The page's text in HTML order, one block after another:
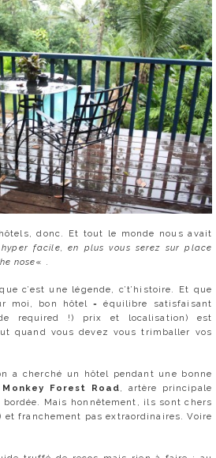
donc. Et tout le monde nous avait
hyper facile, en plus vous serez sur place
nose« .
c’est une légende, c’t’histoire. Et que
moi, bon hôtel = équilibre satisfaisant
required !) prix et localisation) est
quand vous devez vous trimballer vos
a cherché un hôtel pendant une bonne
Monkey Forest Road, artère principale
Mais honnêtement, ils sont chers
franchement pas extraordinaires. Voire